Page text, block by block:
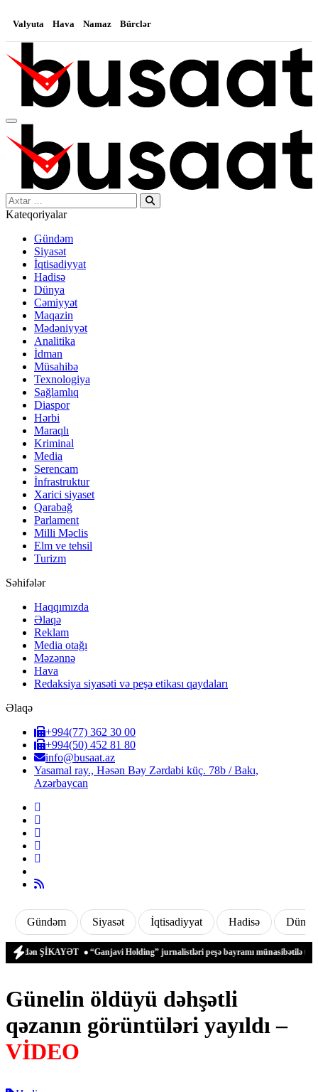
Valyuta Hava Namaz Bürclər
Search…
Kateqoriyalar
Gündəm
Siyasət
İqtisadiyyat
Hadisə
Dünya
Cəmiyyət
Maqazin
Mədəniyyət
Analitika
İdman
Müsahibə
Texnologiya
Sağlamlıq
Diaspor
Hərbi
Maraqlı
Kriminal
Media
Serencam
İnfrastruktur
Xarici siyaset
Qarabağ
Parlament
Milli Məclis
Elm ve tehsil
Turizm
Səhifələr
Haqqımızda
Əlaqə
Reklam
Media otağı
Məzənnə
Hava
Redaksiya siyasəti və peşə etikası qaydaları
Əlaqə
+994(77) 362 30 00
+994(50) 452 81 80
info@busaat.az
Yasamal ray., Həsən Bəy Zərdabi küç. 78b / Bakı,
Azərbaycan
Gündəm Siyasət İqtisadiyyat Hadisə Dünya
ŞİKAYƏT “Ganjavi Holding” jurnalistləri peşə bayramı münasibətilə təbrik
Günelin öldüyü dəhşətli
qəzanın görüntüləri yayıldı –
VİDEO